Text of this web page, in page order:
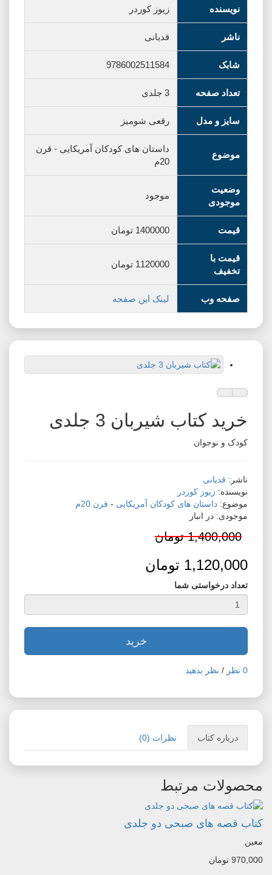
نویسنده زیوز کوردر
ناشر قدیانی
شابک 9786002511584
تعداد صفحه 3 جلدی
سایز و مدل رقعی شومیز
موضوع
داستان های کودکان آمریکایی - قرن
20م
وضعیت
موجودی
موجود
قیمت 1400000 تومان
قیمت با
تخفیف
1120000 تومان
صفحه وب لینک این صفحه
افزودن به لیست دلخواه
مقایسه این محصول
خرید کتاب شیربان 3 جلدی
کودک و نوجوان
ناشر: قدیانی
نویسنده: زیوز کوردر
موضوع: داستان های کودکان آمریکایی - قرن 20م
موجودی: در انبار
1,400,000 تومان
1,120,000 تومان
تعداد درخواستی شما
خرید
0 نظر / نظر بدهید
درباره کتاب نظرات (0)
محصولات مرتبط
کتاب قصه های صبحی دو جلدی
معین
970,000 تومان